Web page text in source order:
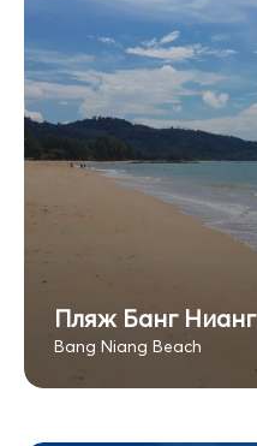
Пляж Банг Нианг
Bang Niang Beach